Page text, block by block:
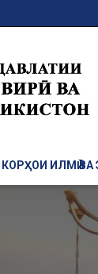
КОРҲОИ ИЛМӢ ВА